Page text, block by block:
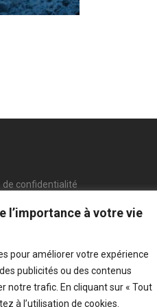
l’importance à votre vie
pour améliorer votre expérience
publicités ou des contenus
notre trafic. En cliquant sur « Tout
à l’utilisation de cookies.
de confidentialité